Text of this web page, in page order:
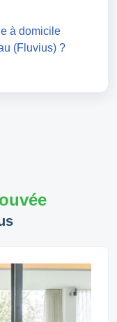
à domicile
(Fluvius) ?